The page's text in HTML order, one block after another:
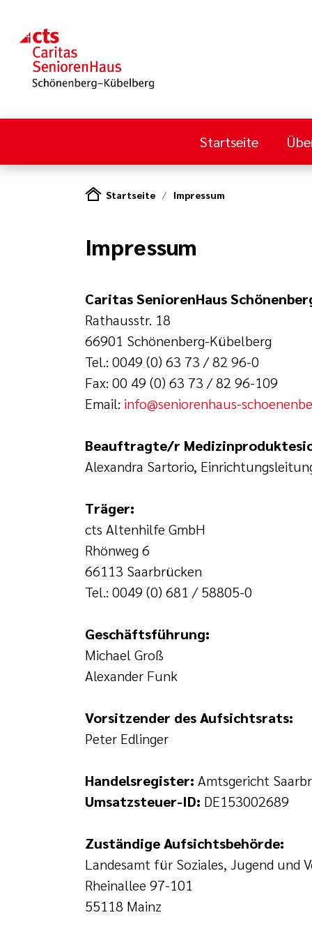
Startseite
Startseite Impressum
Impressum
Caritas SeniorenHaus
Rathausstr. 18
66901 Schönenberg-Kübelberg
Tel.: 0049 (0) 63 73 / 82 96-0
Fax: 00 49 (0) 63 73 / 82 96-109
Email: info@seniorenhaus-
Beauftragte/r
Alexandra Sartorio,
Träger:
cts Altenhilfe GmbH
Rhönweg 6
66113 Saarbrücken
Tel.: 0049 (0) 681 / 58805-0
Geschäftsführung:
Michael Groß
Alexander Funk
Vorsitzender des Aufsichtsrats:
Peter Edlinger
Handelsregister: Amtsgericht
Umsatzsteuer-ID: DE153002689
Zuständige Aufsichtsbehörde:
Landesamt für Soziales, Jugend und
Rheinallee 97-101
55118 Mainz